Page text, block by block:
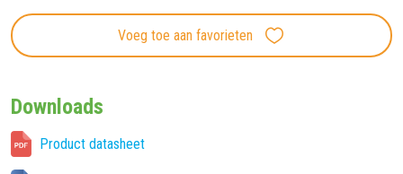
Voeg toe aan favorieten
Downloads
Product datasheet